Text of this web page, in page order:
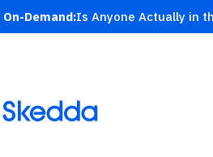
Demand:Is Anyone Actually in